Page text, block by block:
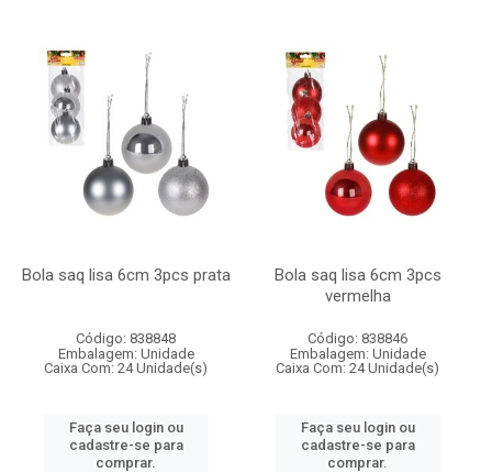
Bola saq lisa 6cm 3pcs prata
Código: 838848
Embalagem: Unidade
Caixa Com: 24 Unidade(s)
Faça seu login ou
cadastre-se para
comprar.
Bola saq lisa 6cm 3pcs
vermelha
Código: 838846
Embalagem: Unidade
Caixa Com: 24 Unidade(s)
Faça seu login ou
cadastre-se para
comprar.